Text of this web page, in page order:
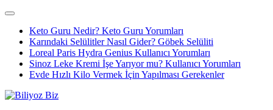
Keto Guru Nedir? Keto Guru Yorumları
Karındaki Selülitler Nasıl Gider? Göbek Selüliti
Loreal Paris Hydra Genius Kullanıcı Yorumları
Sinoz Leke Kremi İşe Yarıyor mu? Kullanıcı Yorumları
Evde Hızlı Kilo Vermek İçin Yapılması Gerekenler